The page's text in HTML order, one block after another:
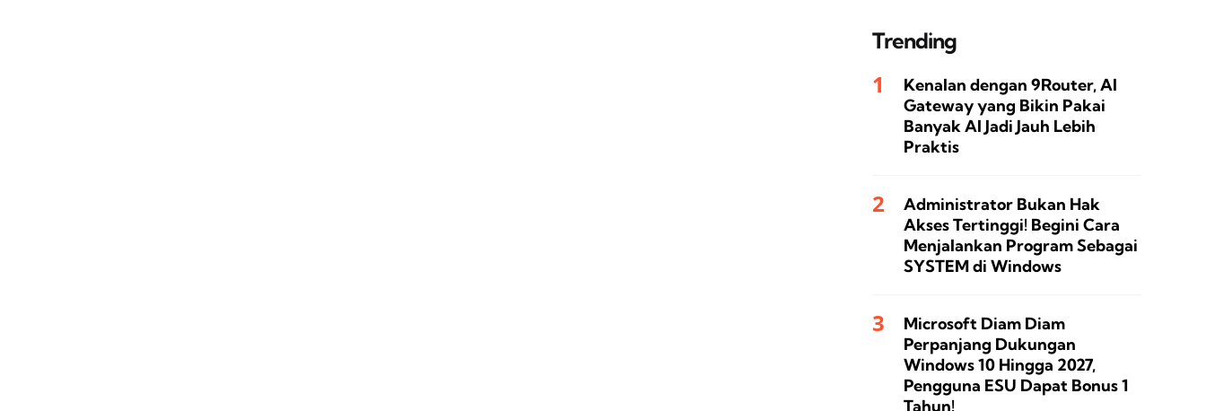
Trending
Kenalan dengan 9Router, AI
Gateway yang Bikin Pakai
Banyak AI Jadi Jauh Lebih
Praktis
Administrator Bukan Hak
Akses Tertinggi! Begini Cara
Menjalankan Program Sebagai
SYSTEM di Windows
Microsoft Diam Diam
Perpanjang Dukungan
Windows 10 Hingga 2027,
Pengguna ESU Dapat Bonus 1
Tahun!